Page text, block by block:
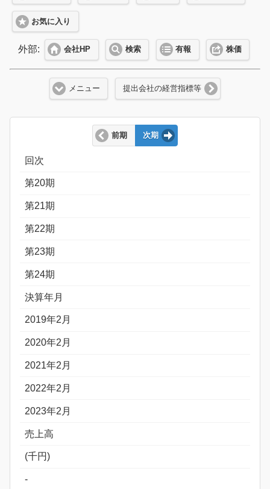
お気に入り
外部: 会社HP 検索 有報 株価
メニュー 提出会社の経営指標等
前期 次期
回次
第20期
第21期
第22期
第23期
第24期
決算年月
2019年2月
2020年2月
2021年2月
2022年2月
2023年2月
売上高
(千円)
-